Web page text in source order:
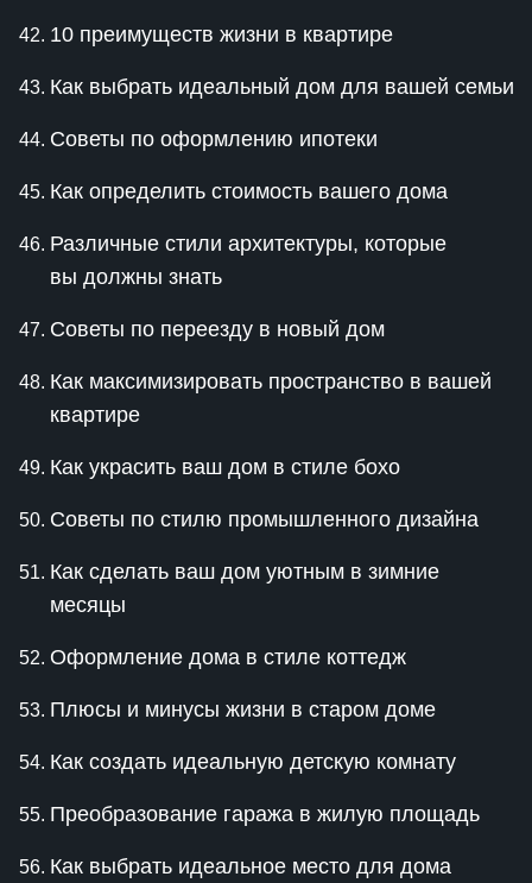
10 преимуществ жизни в квартире
Как выбрать идеальный дом для вашей семьи
Советы по оформлению ипотеки
Как определить стоимость вашего дома
Различные стили архитектуры, которые
вы должны знать
Советы по переезду в новый дом
Как максимизировать пространство в вашей
квартире
Как украсить ваш дом в стиле бохо
Советы по стилю промышленного дизайна
Как сделать ваш дом уютным в зимние
месяцы
Оформление дома в стиле коттедж
Плюсы и минусы жизни в старом доме
Как создать идеальную детскую комнату
Преобразование гаража в жилую площадь
Как выбрать идеальное место для дома